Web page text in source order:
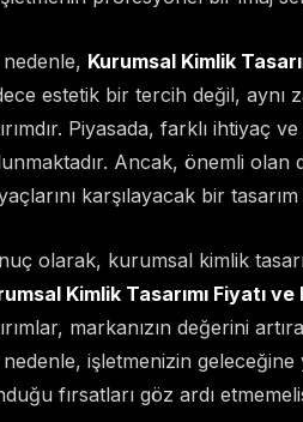
Kurumsal Kimlik
estetik bir tercih değil, aynı
Piyasada, farklı ihtiyaç
Ancak, önemli olan
karşılayacak bir
olarak, kurumsal kimlik
Kimlik Tasarımı Fiyatı
markanızın değerini
işletmenizin geleceğine
fırsatları göz ardı